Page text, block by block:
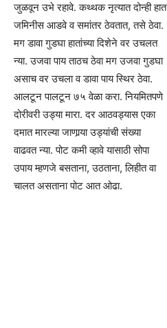
जुळवून उभे रहावे. कथ्थक नृत्यात दोन्ही हात
जमिनीस आडवे व समांतर ठेवतात, तसे ठेवा.
मग डावा गुडघा हातांच्या दिशेने वर उचलत
न्या. उजवा पाय ताठच ठेवा मग उजवा गुडघा
असाच वर उचला व डावा पाय स्थिर ठेवा.
आलटून पालटून ७५ वेळा करा. नियमितपणे
दोरीवरी उड्या मारा. दर आठवड्यास एका
दमात मारल्या जाणार्‍या उड्यांची संख्या
वाढवत न्या. पोट कमी व्हावे यासाठी सोपा
उपाय म्हणजे बसताना, उठताना, लिहीत वा
चालत असताना पोट आत ओढा.